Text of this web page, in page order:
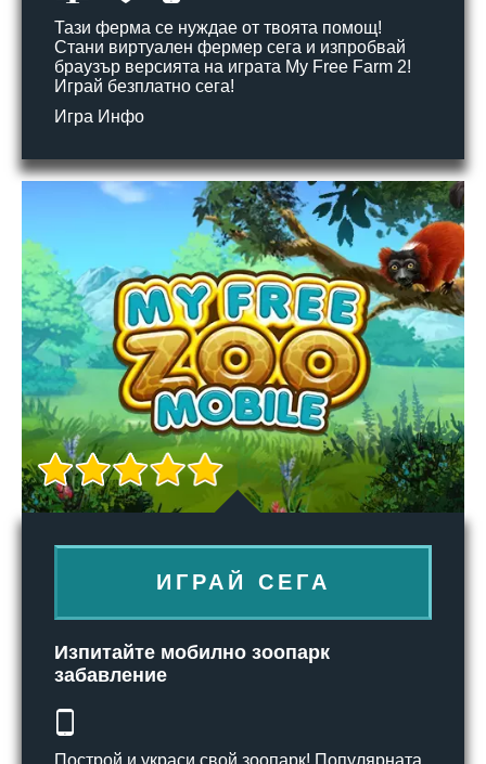
Тази ферма се нуждае от твоята помощ!
Стани виртуален фермер сега и изпробвай
браузър версията на играта My Free Farm 2!
Играй безплатно сега!
Игра Инфо
ИГРАЙ СЕГА
Изпитайте мобилно зоопарк
забавление
Построй и украси свой зоопарк! Популярната